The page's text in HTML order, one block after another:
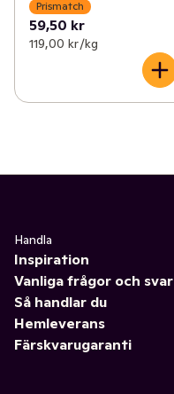
Prismatch
59,50 kr
119,00 kr /kg
Handla
Inspiration
Vanliga frågor och svar
Så handlar du
Hemleverans
Färskvarugaranti